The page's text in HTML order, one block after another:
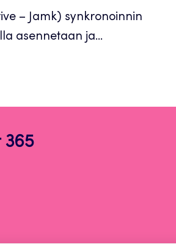
– Jamk) synkronoinnin
asennetaan ja...
365